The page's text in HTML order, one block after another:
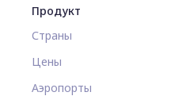
Продукт
Страны
Цены
Аэропорты